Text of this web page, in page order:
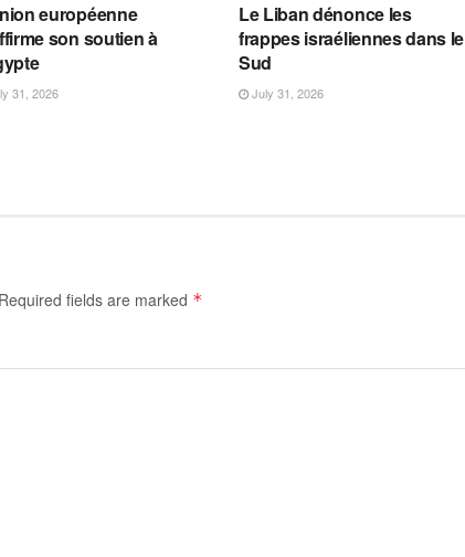
européenne
son soutien à
31, 2026
Le Liban dénonce les
frappes israéliennes dans le
Sud
July 31, 2026
Required fields are marked *